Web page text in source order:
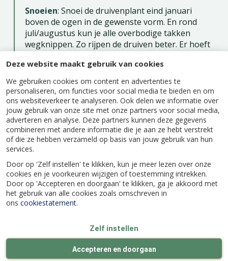
Deze website maakt gebruik van cookies
We gebruiken cookies om content en advertenties te
personaliseren, om functies voor social media te bieden en om
ons websiteverkeer te analyseren. Ook delen we informatie over
jouw gebruik van onze site met onze partners voor social media,
adverteren en analyse. Deze partners kunnen deze gegevens
combineren met andere informatie die je aan ze hebt verstrekt
of die ze hebben verzameld op basis van jouw gebruik van hun
services.
Door op 'Zelf instellen' te klikken, kun je meer lezen over onze
cookies en je voorkeuren wijzigen of toestemming intrekken.
Door op 'Accepteren en doorgaan' te klikken, ga je akkoord met
het gebruik van alle cookies zoals omschreven in
ons cookiestatement.
Zelf instellen
Accepteren en doorgaan
Snoeien: Snoei de druivenplant eind januari
boven de ogen in de gewenste vorm. En rond
juli/augustus kun je alle overbodige takken
wegknippen. Zo rijpen de druiven beter. Er hoeft
niet verwildert en mooi open blijft groeien.
Bemesten: in de winter en hoe groter de plant,
hoe meer kalk deze plant nodig heeft. Zijn de
druiven zuur, geef dan in de winter erop meer
kalk voor zoetere druiven.
Specificaties
EAN code 8717755064288
Latijnse naam Vitis Vinifera 'Bianca'